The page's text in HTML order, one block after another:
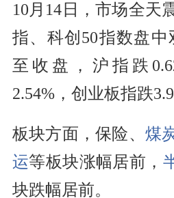
10月14日，市场全天
指、科创50指数盘中
至收盘，沪指跌
2.54%，创业板指跌
板块方面，保险、 煤
运等板块涨幅居前，
块跌幅居前。